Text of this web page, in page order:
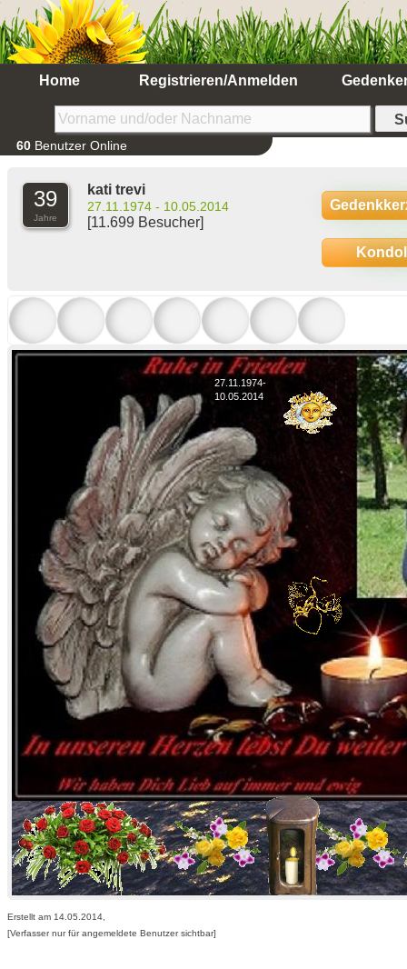
Home Registrieren/Anmelden
60 Benutzer Online
39
Jahre
kati trevi
27.11.1974 - 10.05.2014
[11.699 Besucher]
27.11.1974-
10.05.2014
Erstellt am 14.05.2014,
[Verfasser nur für angemeldete Benutzer sichtbar]